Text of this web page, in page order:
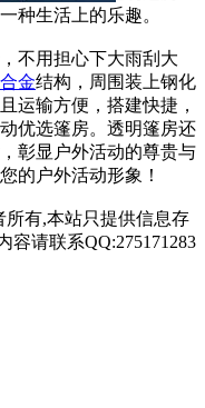
种生活上的乐趣。
不用担心下大雨刮大
金结构，周围装上钢化
运输方便，搭建快捷，
优选篷房。透明篷房还
彰显户外活动的尊贵与
的户外活动形象！
所有,本站只提供信息存
容请联系QQ:275171283